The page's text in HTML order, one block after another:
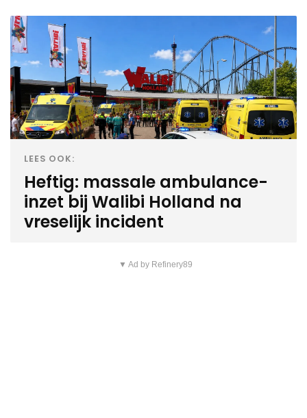
LEES OOK:
Heftig: massale ambulance-
inzet bij Walibi Holland na
vreselijk incident
▼ Ad by Refinery89